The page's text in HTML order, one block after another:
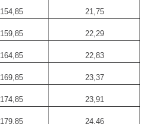
154,85 21,75
159,85 22,29
164,85 22,83
169,85 23,37
174,85 23,91
179,85 24,46